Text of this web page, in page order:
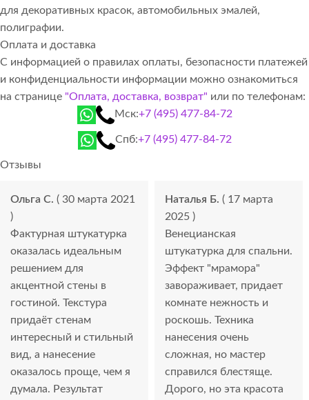
для декоративных красок, автомобильных эмалей,
полиграфии.
Оплата и доставка
С информацией о правилах оплаты, безопасности платежей
и конфиденциальности информации можно ознакомиться
на странице "Оплата, доставка, возврат" или по телефонам:
Мск:+7 (495) 477-84-72
Спб:+7 (495) 477-84-72
Отзывы
Ольга С. ( 30 марта 2021
)
Фактурная штукатурка
оказалась идеальным
решением для
акцентной стены в
гостиной. Текстура
придаёт стенам
интересный и стильный
вид, а нанесение
оказалось проще, чем я
думала. Результат
Наталья Б. ( 17 марта
2025 )
Венецианская
штукатурка для спальни.
Эффект "мрамора"
завораживает, придает
комнате нежность и
роскошь. Техника
нанесения очень
сложная, но мастер
справился блестяще.
Дорого, но эта красота